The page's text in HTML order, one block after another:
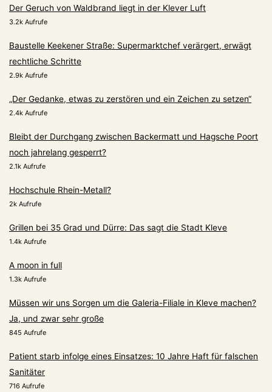
Der Geruch von Waldbrand liegt in der Klever Luft
3.2k Aufrufe
Baustelle Keekener Straße: Supermarktchef verärgert, erwägt
rechtliche Schritte
2.9k Aufrufe
„Der Gedanke, etwas zu zerstören und ein Zeichen zu setzen“
2.4k Aufrufe
Bleibt der Durchgang zwischen Backermatt und Hagsche Poort
noch jahrelang gesperrt?
2.1k Aufrufe
Hochschule Rhein-Metall?
2k Aufrufe
Grillen bei 35 Grad und Dürre: Das sagt die Stadt Kleve
1.4k Aufrufe
A moon in full
1.3k Aufrufe
Müssen wir uns Sorgen um die Galeria-Filiale in Kleve machen?
Ja, und zwar sehr große
845 Aufrufe
Patient starb infolge eines Einsatzes: 10 Jahre Haft für falschen
Sanitäter
716 Aufrufe